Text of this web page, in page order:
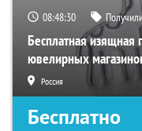
08:48:29
Бесплатная изящная
ювелирных
Россия
Бесплатно